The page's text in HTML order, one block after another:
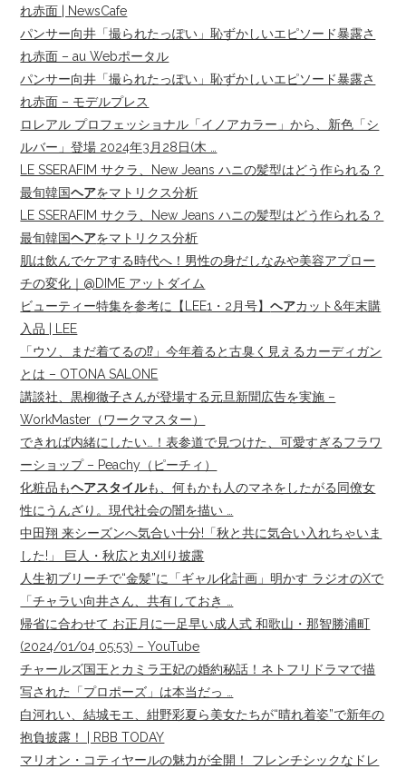
れ赤面 | NewsCafe
パンサー向井「撮られたっぽい」恥ずかしいエピソード暴露さ
れ赤面 – au Webポータル
パンサー向井「撮られたっぽい」恥ずかしいエピソード暴露さ
れ赤面 – モデルプレス
ロレアル プロフェッショナル「イノアカラー」から、新色「シ
ルバー」登場 2024年3月28日(木 …
LE SSERAFIM サクラ、New Jeans ハニの髪型はどう作られる？
最旬韓国ヘアをマトリクス分析
LE SSERAFIM サクラ、New Jeans ハニの髪型はどう作られる？
最旬韓国ヘアをマトリクス分析
肌は飲んでケアする時代へ！男性の身だしなみや美容アプロー
チの変化｜@DIME アットダイム
ビューティー特集を参考に【LEE1・2月号】ヘアカット&年末購
入品 | LEE
「ウソ、まだ着てるの⁉」今年着ると古臭く見えるカーディガン
とは – OTONA SALONE
講談社、黒柳徹子さんが登場する元旦新聞広告を実施 –
WorkMaster（ワークマスター）
できれば内緒にしたい…！表参道で見つけた、可愛すぎるフラワ
ーショップ – Peachy（ピーチィ）
化粧品もヘアスタイルも、何もかも人のマネをしたがる同僚女
性にうんざり。現代社会の闇を描い …
中田翔 来シーズンへ気合い十分!「秋と共に気合い入れちゃいま
した!」 巨人・秋広と丸刈り披露
人生初ブリーチで“金髪”に「ギャル化計画」明かす ラジオのXで
「チャラい向井さん、共有しておき …
帰省に合わせて お正月に一足早い成人式 和歌山・那智勝浦町
(2024/01/04 05:53) – YouTube
チャールズ国王とカミラ王妃の婚約秘話！ネトフリドラマで描
写された「プロポーズ」は本当だっ …
白河れい、結城モエ、紺野彩夏ら美女たちが“晴れ着姿”で新年の
抱負披露！ | RBB TODAY
マリオン・コティヤールの魅力が全開！ フレンチシックなドレ